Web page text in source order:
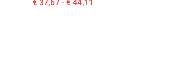
€ 37,67 - € 44,11